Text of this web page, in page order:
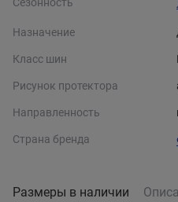
Назначение
Класс шин
Рисунок протектора
Направленность
Страна бренда
Размеры в наличии